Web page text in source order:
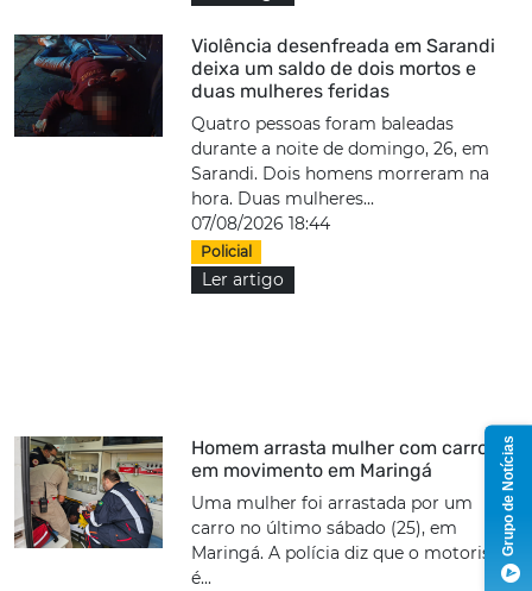
Violência desenfreada em Sarandi
deixa um saldo de dois mortos e
duas mulheres feridas
Quatro pessoas foram baleadas
durante a noite de domingo, 26, em
Sarandi. Dois homens morreram na
hora. Duas mulheres...
07/08/2026 18:44
Policial
Ler artigo
Homem arrasta mulher com carro
em movimento em Maringá
Uma mulher foi arrastada por um
carro no último sábado (25), em
Maringá. A polícia diz que o motorista
é...
Grupo de Notícias